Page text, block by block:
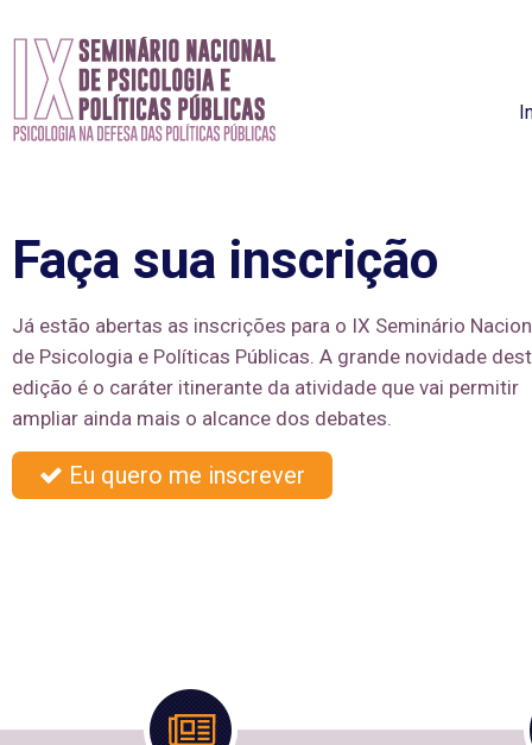
Faça sua inscrição
Já estão abertas as inscrições para o IX Seminário
de Psicologia e Políticas Públicas. A grande novidade
edição é o caráter itinerante da atividade que vai permitir
ampliar ainda mais o alcance dos debates.
Eu quero me inscrever